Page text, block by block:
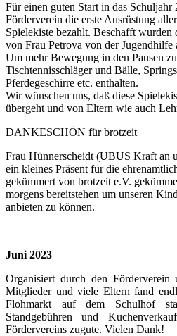
Für einen guten Start in das Schuljahr
Förderverein die erste Ausrüstung
Spielekiste bezahlt. Beschafft
von Frau Petrova von der Jugendhilfe
Um mehr Bewegung in den Pausen
Tischtennisschläger und Bälle,
Pferdegeschirre etc. enthalten.
Wir wünschen uns, daß diese
übergeht und von Eltern wie auch
DANKESCHÖN für brotzeit
Frau Hünnerscheidt (UBUS Kraft an
ein kleines Präsent für die
gekümmert von brotzeit e.V.
morgens bereitstehen um unseren
anbieten zu können.
Juni 2023
Organisiert durch den Förderverein
Mitglieder und viele Eltern fand
Flohmarkt auf dem Schulhof
Standgebühren und
Fördervereins zugute. Vielen Dank!